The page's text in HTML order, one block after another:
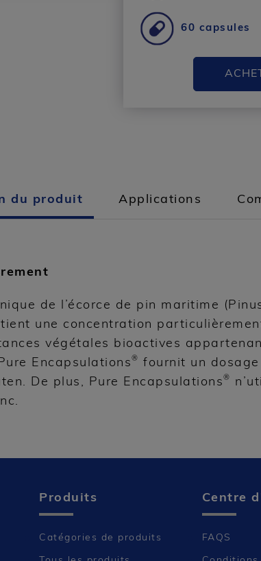
60 capsules
du produit Applications
de l’écorce de pin maritime
une concentration
végétales bioactives
Encapsulations®
fournit un
De plus, Pure Encapsulations®
Produits
Catégories de produits
Centre
FAQS